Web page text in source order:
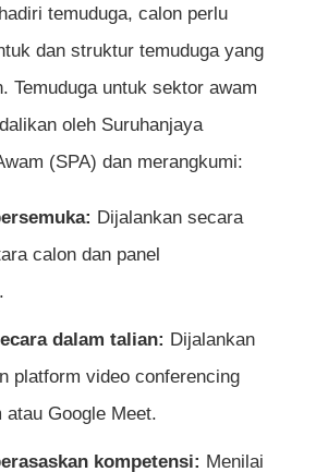
dan Bawa Dokumen
Teknik STAR dalam
Soalan Berasaskan Situasi
temuduga, calon perlu
dan struktur temuduga yang
Temuduga untuk sektor awam
oleh Suruhanjaya
(SPA) dan merangkumi:
Dijalankan secara
calon dan panel
dalam talian: Dijalankan
platform video conferencing
atau Google Meet.
kompetensi: Menilai